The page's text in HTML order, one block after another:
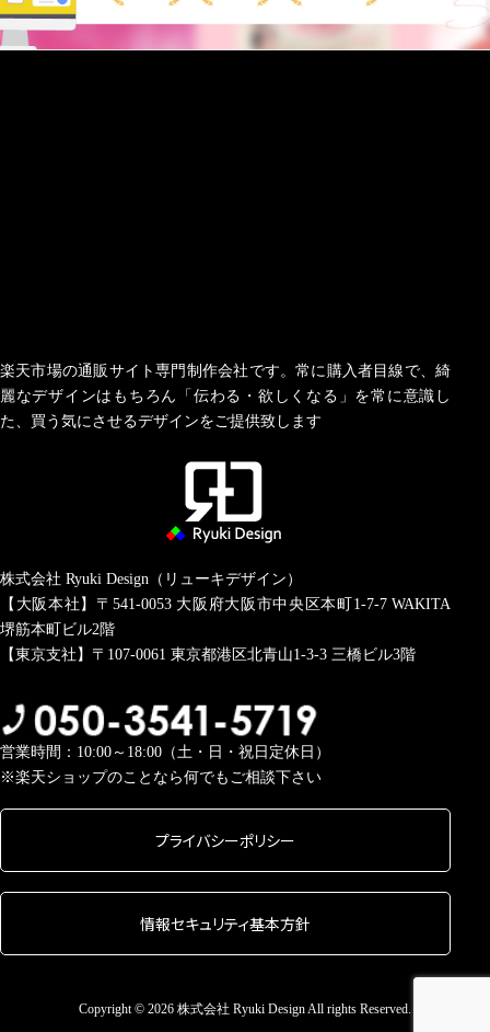
楽天市場の通販サイト専門制作会社です。常に購入者目線で、綺
麗なデザインはもちろん「伝わる・欲しくなる」を常に意識し
た、買う気にさせるデザインをご提供致します
株式会社 Ryuki Design（リューキデザイン）
【大阪本社】〒541-0053大阪府大阪市中央区本町1-7-7 WAKITA
堺筋本町ビル2階
【東京支社】〒107-0061 東京都港区北青山1-3-3 三橋ビル3階
営業時間：10:00～18:00（土・日・祝日定休日）
※楽天ショップのことなら何でもご相談下さい
プライバシーポリシー
情報セキュリティ基本方針
Copyright © 2026 株式会社 Ryuki Design All rights Reserved.